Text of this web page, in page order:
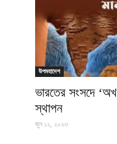
উপমহাদেশ
ভারতের সংসদে
স্থাপন
জুন ১২, ২০২৩